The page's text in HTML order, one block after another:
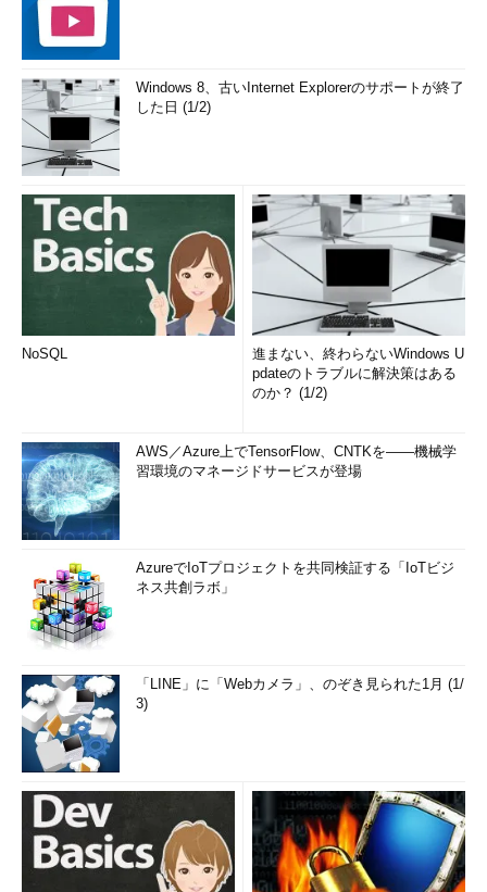
Windows 8、古いInternet Explorerのサポートが終了
した日 (1/2)
NoSQL
進まない、終わらないWindows U
pdateのトラブルに解決策はある
のか？ (1/2)
AWS／Azure上でTensorFlow、CNTKを――機械学
習環境のマネージドサービスが登場
AzureでIoTプロジェクトを共同検証する「IoTビジ
ネス共創ラボ」
「LINE」に「Webカメラ」、のぞき見られた1月 (1/
3)